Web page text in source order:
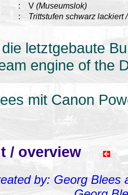
: V (Museumslok)
: Trittstufen schwarz lackiert
letztgebaute
engine of the
mit Canon
/ overview
by: Georg Blees